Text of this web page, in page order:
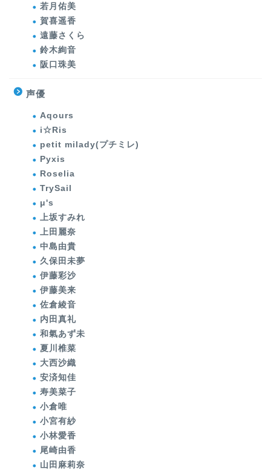
若月佑美
賀喜遥香
遠藤さくら
鈴木絢音
阪口珠美
声優
Aqours
i☆Ris
petit milady(プチミレ)
Pyxis
Roselia
TrySail
μ's
上坂すみれ
上田麗奈
中島由貴
久保田未夢
伊藤彩沙
伊藤美来
佐倉綾音
内田真礼
和氣あず未
夏川椎菜
大西沙織
安済知佳
寿美菜子
小倉唯
小宮有紗
小林愛香
尾崎由香
山田麻莉奈